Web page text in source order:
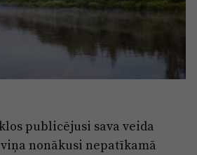
Zivju fonds
Iedvesmai nav vecuma
Kodols
Kontakti
publicējusi sava veida
nonākusi nepatīkamā